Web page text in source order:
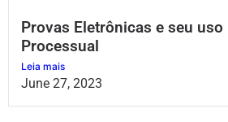
Provas Eletrônicas e seu
Processual
Leia mais
June 27, 2023